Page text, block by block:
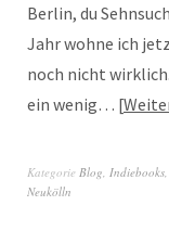
Berlin, du
Jahr wohne ich
noch nicht
ein wenig…
Kategorie Blog Indiebooks
Neukölln